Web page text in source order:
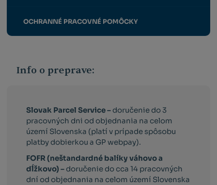
OCHRANNÉ PRACOVNÉ POMÔCKY
Info o preprave:
Slovak Parcel Service – doručenie do 3
pracovných dni od objednania na celom
území Slovenska (platí v prípade spôsobu
platby dobierkou a GP webpay).
FOFR (neštandardné balíky váhovo a
dĺžkovo) – doručenie do cca 14 pracovných
dní od objednania na celom území Slovenska